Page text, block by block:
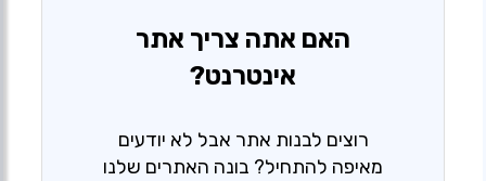
האם אתה צריך אתר
אינטרנט?
רוצים לבנות אתר אבל לא יודעים
מאיפה להתחיל? בונה האתרים שלנו